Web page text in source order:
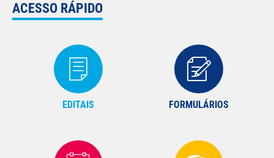
ACESSO RÁPIDO
EDITAIS FORMULÁRIOS